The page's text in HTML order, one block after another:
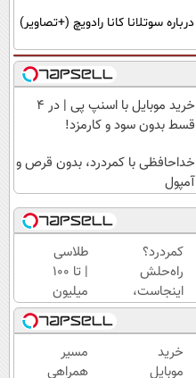
سوتلانا کانا رادویچ (+تصاویر)
خرید موبایل با اسنپ پی | در ۴
قسط بدون سود و کارمزد!
خداحافظی با کمردرد، بدون قرص و
آمپول
کمردرد؟
راه‌حلش
اینجاست،
نه توی
داروخونه
طلاسی
| تا 100
میلیون
وام
آنی
خرید
طلا💰
خرید
موبایل
مسیر
همراهی